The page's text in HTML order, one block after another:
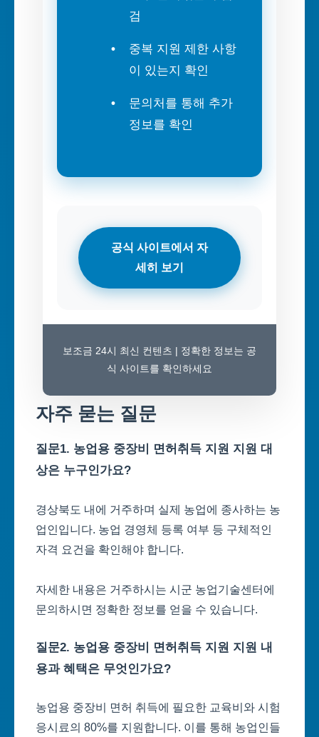
검
중복 지원 제한 사항
이 있는지 확인
문의처를 통해 추가
정보를 확인
공식 사이트에서 자
세히 보기
보조금 24시 최신 컨텐츠 | 정확한 정보는 공
식 사이트를 확인하세요
자주 묻는 질문
질문1. 농업용 중장비 면허취득 지원 지원 대
상은 누구인가요?
경상북도 내에 거주하며 실제 농업에 종사하는 농
업인입니다. 농업 경영체 등록 여부 등 구체적인
자격 요건을 확인해야 합니다.
자세한 내용은 거주하시는 시군 농업기술센터에
문의하시면 정확한 정보를 얻을 수 있습니다.
질문2. 농업용 중장비 면허취득 지원 지원 내
용과 혜택은 무엇인가요?
농업용 중장비 면허 취득에 필요한 교육비와 시험
응시료의 80%를 지원합니다. 이를 통해 농업인들